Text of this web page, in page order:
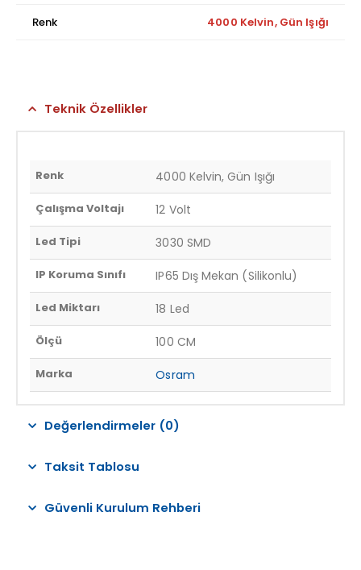
Renk 4000 Kelvin, Gün Işığı
Teknik Özellikler
Renk 4000 Kelvin, Gün Işığı
Çalışma Voltajı 12 Volt
Led Tipi 3030 SMD
IP Koruma Sınıfı IP65 Dış Mekan (Silikonlu)
Led Miktarı 18 Led
Ölçü 100 CM
Marka Osram
Değerlendirmeler (0)
Taksit Tablosu
Güvenli Kurulum Rehberi